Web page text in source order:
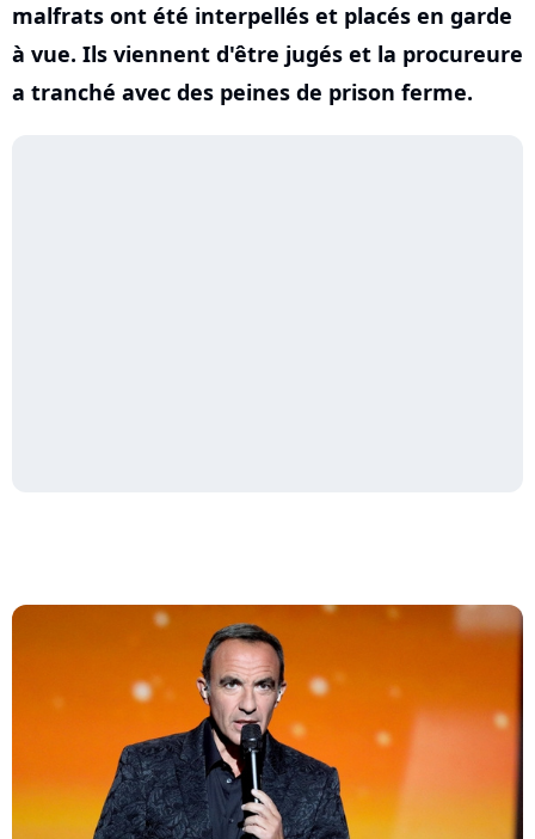
malfrats ont été interpellés et placés en garde
à vue. Ils viennent d'être jugés et la procureure
a tranché avec des peines de prison ferme.